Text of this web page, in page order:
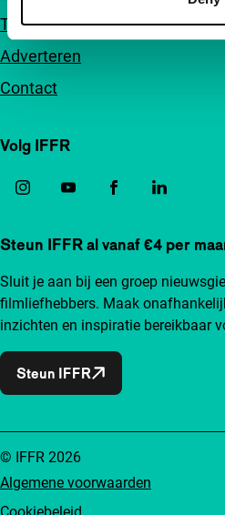
Toegankelijkheid
Adverteren
Contact
Volg IFFR
Steun IFFR al vanaf €4 per
Sluit je aan bij een groep
filmliefhebbers. Maak
inzichten en inspiratie bereikbaar
Steun IFFR
Algemene voorwaarden
© IFFR 2026